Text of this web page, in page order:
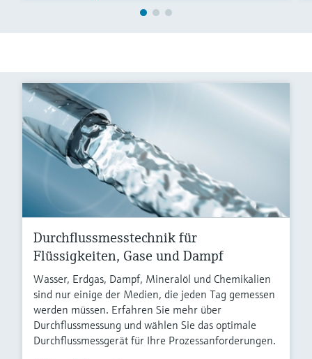
Durchflussmesstechnik für
Flüssigkeiten, Gase und Dampf
Wasser, Erdgas, Dampf, Mineralöl und Chemikalien
sind nur einige der Medien, die jeden Tag gemessen
werden müssen. Erfahren Sie mehr über
Durchflussmessung und wählen Sie das optimale
Durchflussmessgerät für Ihre Prozessanforderungen.